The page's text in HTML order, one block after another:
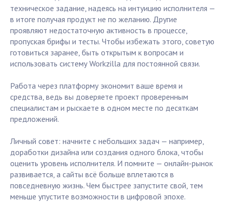
техническое задание, надеясь на интуицию исполнителя —
в итоге получая продукт не по желанию. Другие
проявляют недостаточную активность в процессе,
пропуская брифы и тесты. Чтобы избежать этого, советую
готовиться заранее, быть открытым к вопросам и
использовать систему Workzilla для постоянной связи.
Работа через платформу экономит ваше время и
средства, ведь вы доверяете проект проверенным
специалистам и рыскаете в одном месте по десяткам
предложений.
Личный совет: начните с небольших задач — например,
доработки дизайна или создания одного блока, чтобы
оценить уровень исполнителя. И помните — онлайн-рынок
развивается, а сайты всё больше вплетаются в
повседневную жизнь. Чем быстрее запустите свой, тем
меньше упустите возможности в цифровой эпохе.